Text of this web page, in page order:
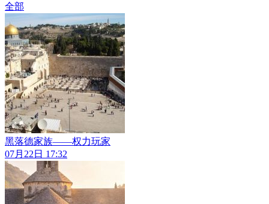
全部
黑落德家族——权力玩家
07月22日 17:32